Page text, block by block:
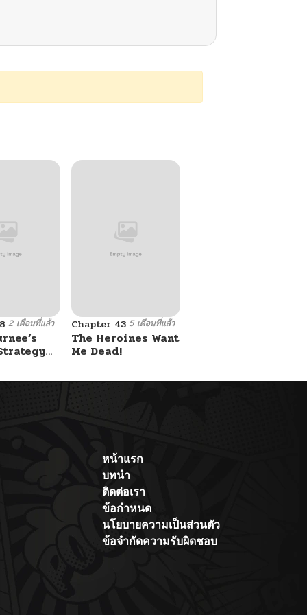
2 เดือนที่แล้ว Chapter 43 5 เดือนที่แล้ว
The Heroines Want
Me Dead!
หน้าแรก
บทนำ
ติดต่อเรา
ข้อกำหนด
นโยบายความเป็นส่วนตัว
ข้อจำกัดความรับผิดชอบ